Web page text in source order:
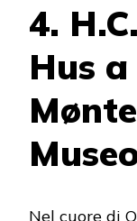
4.
Hus a
Nel cuore di